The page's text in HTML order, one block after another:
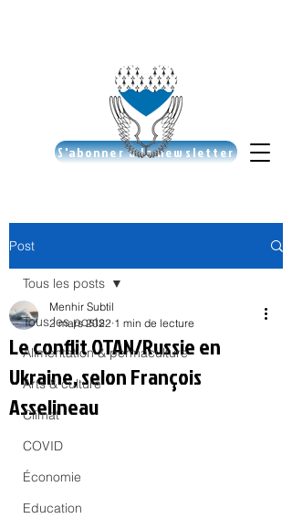
S'abonner à la newsletter
Post
Tous les posts
Alimentation & permaculture
Arts & culture
Climat
COVID
Économie
Education
Tous les posts
Le conflit OTAN/Russie en
Ukraine, selon François
Asselineau
Menhir Subtil
2 mars 2022 1 min de lecture